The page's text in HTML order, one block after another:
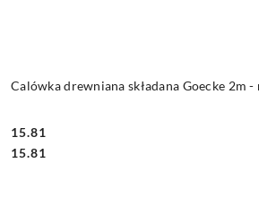
Calówka drewniana składana Goecke 2m -
Cena:
15.81
Cena:
15.81